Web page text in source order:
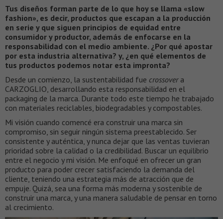
Tus diseños forman parte de lo que hoy se llama «slow
fashion», es decir, productos que escapan a la producción
en serie y que siguen principios de equidad entre
consumidor y productor, además de enfocarse en la
responsabilidad con el medio ambiente. ¿Por qué apostar
por esta industria alternativa? y, ¿en qué elementos de
tus productos podemos notar esta impronta?
Desde un comienzo, la sustentabilidad fue crossovera
CARZOGLIO, desarrollando esta responsabilidad en el
packaging de la marca. Durante todo este tiempo he trabajado
con materiales reciclables, biodegradables y compostables.
Mi visión cuando comencé era construir una marca sin
compromiso, sin seguir ningún sistema preestablecido. Ser
consistente y auténtica, y nunca dejar que las ventas tuvieran
prioridad sobre la calidad o la credibilidad. Buscar un equilibrio
entre el negocio y mi visión. Me enfoqué en ofrecer un gran
producto para poder crecer satisfaciendo la demanda del
cliente, teniendo una estrategia más de atracción que de
empuje. Quizá, sea una forma más moderna y sostenible de
construir una marca, y una manera saludable de pensar en torno
al crecimiento.